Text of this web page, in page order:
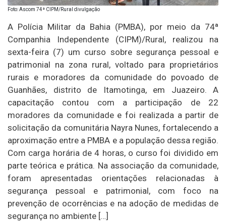
Foto: Ascom 74ª CIPM/Rural divulgação
A Polícia Militar da Bahia (PMBA), por meio da 74ª
Companhia Independente (CIPM)/Rural, realizou na
sexta-feira (7) um curso sobre segurança pessoal e
patrimonial na zona rural, voltado para proprietários
rurais e moradores da comunidade do povoado de
Guanhães, distrito de Itamotinga, em Juazeiro. A
capacitação contou com a participação de 22
moradores da comunidade e foi realizada a partir de
solicitação da comunitária Nayra Nunes, fortalecendo a
aproximação entre a PMBA e a população dessa região.
Com carga horária de 4 horas, o curso foi dividido em
parte teórica e prática. Na associação da comunidade,
foram apresentadas orientações relacionadas à
segurança pessoal e patrimonial, com foco na
prevenção de ocorrências e na adoção de medidas de
segurança no ambiente […]